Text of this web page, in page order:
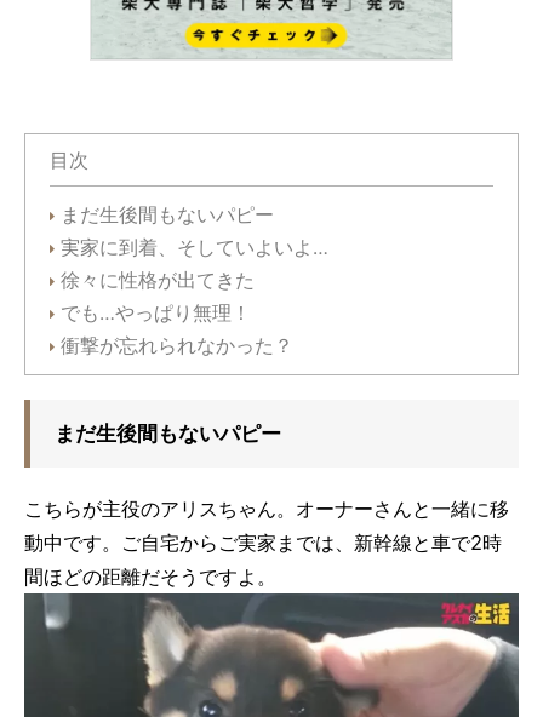
目次
まだ生後間もないパピー
実家に到着、そしていよいよ…
徐々に性格が出てきた
でも…やっぱり無理！
衝撃が忘れられなかった？
まだ生後間もないパピー
こちらが主役のアリスちゃん。オーナーさんと一緒に移
動中です。ご自宅からご実家までは、新幹線と車で2時
間ほどの距離だそうですよ。